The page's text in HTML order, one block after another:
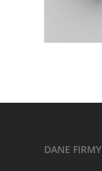
DANE FIRMY